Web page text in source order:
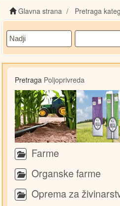
Glavna strana Pretraga
Pretraga Poljoprivreda
Farme
Organske farme
Oprema za